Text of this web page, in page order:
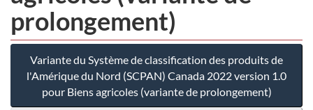
prolongement)
Variante du Système de classification des produits de
l'Amérique du Nord (SCPAN) Canada 2022 version 1.0
pour Biens agricoles (variante de prolongement)